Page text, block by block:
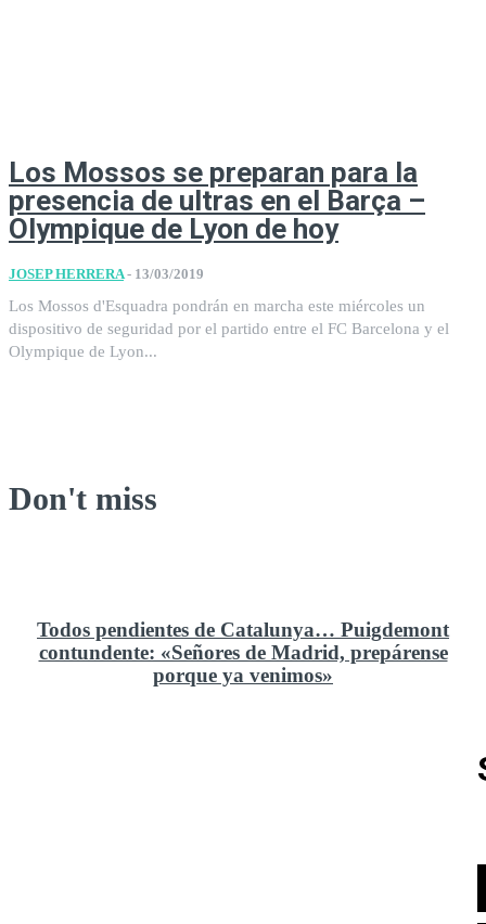
Los Mossos se preparan para la
presencia de ultras en el Barça –
Olympique de Lyon de hoy
JOSEP HERRERA - 13/03/2019
Los Mossos d'Esquadra pondrán en marcha este miércoles un
dispositivo de seguridad por el partido entre el FC Barcelona y el
Olympique de Lyon...
Don't miss
Todos pendientes de Catalunya… Puigdemont
contundente: «Señores de Madrid, prepárense
porque ya venimos»